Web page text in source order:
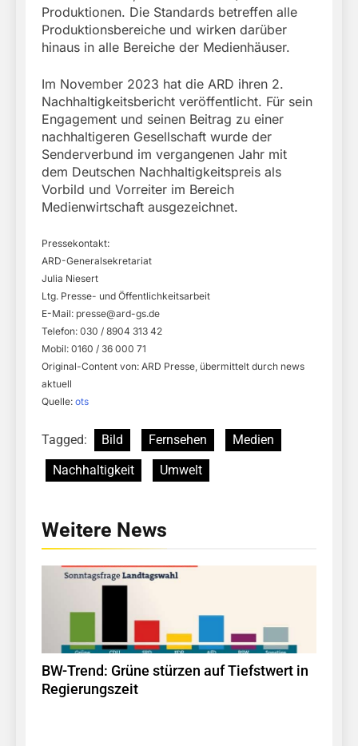
Produktionen. Die Standards betreffen alle
Produktionsbereiche und wirken darüber
hinaus in alle Bereiche der Medienhäuser.
Im November 2023 hat die ARD ihren 2.
Nachhaltigkeitsbericht veröffentlicht. Für sein
Engagement und seinen Beitrag zu einer
nachhaltigeren Gesellschaft wurde der
Senderverbund im vergangenen Jahr mit
dem Deutschen Nachhaltigkeitspreis als
Vorbild und Vorreiter im Bereich
Medienwirtschaft ausgezeichnet.
Pressekontakt:
ARD-Generalsekretariat
Julia Niesert
Ltg. Presse- und Öffentlichkeitsarbeit
E-Mail: presse@ard-gs.de
Telefon: 030 / 8904 313 42
Mobil: 0160 / 36 000 71
Original-Content von: ARD Presse, übermittelt durch news
aktuell
Quelle: ots
Tagged: Bild Fernsehen
Medien
Nachhaltigkeit
Umwelt
Weitere News
BW-Trend: Grüne stürzen auf Tiefstwert in
Regierungszeit